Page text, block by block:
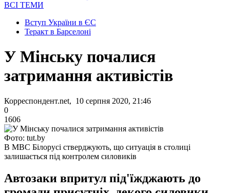
ВСІ ТЕМИ
Вступ України в ЄС
Теракт в Барселоні
У Мінську почалися
затримання активістів
Корреспондент.net, 10 серпня 2020, 21:46
0
1606
Фото: tut.by
В МВС Білорусі стверджують, що ситуація в столиці
залишається під контролем силовиків
Автозаки впритул під'їжджають до